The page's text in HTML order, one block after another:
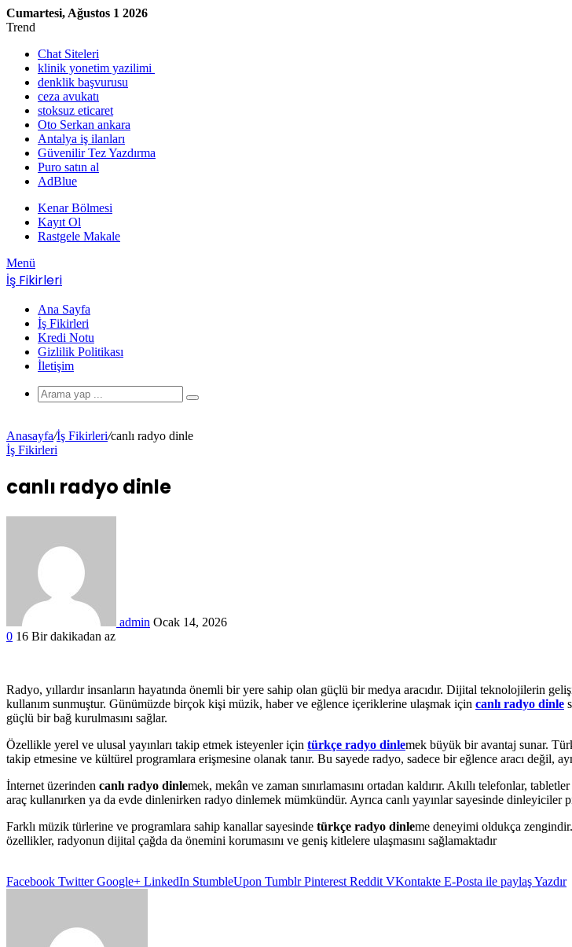
Cumartesi, Ağustos 1 2026
Trend
Chat Siteleri
klinik yonetim yazilimi
denklik başvurusu
ceza avukatı
stoksuz eticaret
Oto Serkan ankara
Antalya iş ilanları
Güvenilir Tez Yazdırma
Puro satın al
AdBlue
Kenar Bölmesi
Kayıt Ol
Rastgele Makale
Menü
İş Fikirleri
Ana Sayfa
İş Fikirleri
Kredi Notu
Gizlilik Politikası
İletişim
Anasayfa/İş Fikirleri/canlı radyo dinle
İş Fikirleri
canlı radyo dinle
admin Ocak 14, 2026
0 16 Bir dakikadan az
Radyo, yıllardır insanların hayatında önemli bir yere sahip olan güçlü bir medya aracıdır. Dijital teknolojilerin
kullanım sunmuştur. Günümüzde birçok kişi müzik, haber ve eğlence içeriklerine ulaşmak için canlı radyo dinle
güçlü bir bağ kurulmasını sağlar.
Özellikle yerel ve ulusal yayınları takip etmek isteyenler için türkçe radyo dinlemek büyük bir avantaj sunar.
takip etmesine ve kültürel programlara erişmesine olanak tanır. Bu sayede radyo, sadece bir eğlence aracı değil,
İnternet üzerinden canlı radyo dinlemek, mekân ve zaman sınırlamasını ortadan kaldırır. Akıllı telefonlar,
araç kullanırken ya da evde dinlenirken radyo dinlemek mümkündür. Ayrıca canlı yayınlar sayesinde
Farklı müzik türlerine ve programlara sahip kanallar sayesinde türkçe radyo dinleme deneyimi oldukça
özellikler, radyonun dijital çağda da önemini korumasını ve geniş kitlelere ulaşmasını sağlamaktadır
Facebook Twitter Google+ LinkedIn StumbleUpon Tumblr Pinterest Reddit VKontakte E-Posta ile paylaşYazdır